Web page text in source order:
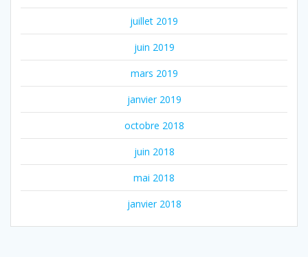
juillet 2019
juin 2019
mars 2019
janvier 2019
octobre 2018
juin 2018
mai 2018
janvier 2018